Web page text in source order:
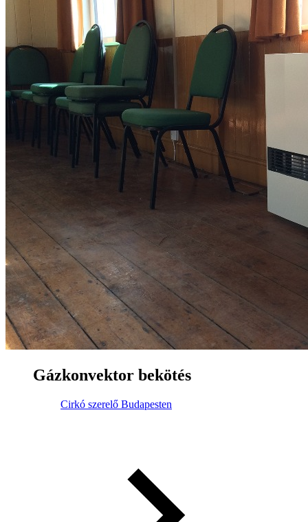
Gázkonvektor bekötés
Cirkó szerelő Budapesten